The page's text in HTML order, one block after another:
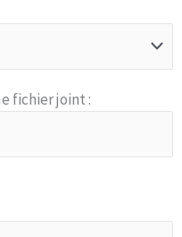
fichier joint :